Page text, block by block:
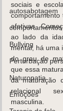
autosabotagem
Bullying
Perturbação
Naturopatia
Emoções
sociais e
afetivas.
ao lado da
mental, há uma
do grau de
que essa
da maturação
relacional
masculina.